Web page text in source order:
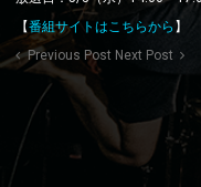
【番組サイトはこちらから 】
Previous Post Next Post